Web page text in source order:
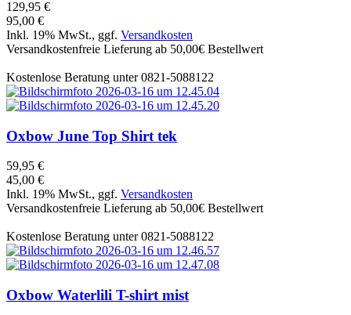
129,95 €
95,00 €
Inkl. 19% MwSt., ggf. Versandkosten
Versandkostenfreie Lieferung ab 50,00€ Bestellwert
Kostenlose Beratung unter 0821-5088122
Oxbow June Top Shirt tek
59,95 €
45,00 €
Inkl. 19% MwSt., ggf. Versandkosten
Versandkostenfreie Lieferung ab 50,00€ Bestellwert
Kostenlose Beratung unter 0821-5088122
Oxbow Waterlili T-shirt mist